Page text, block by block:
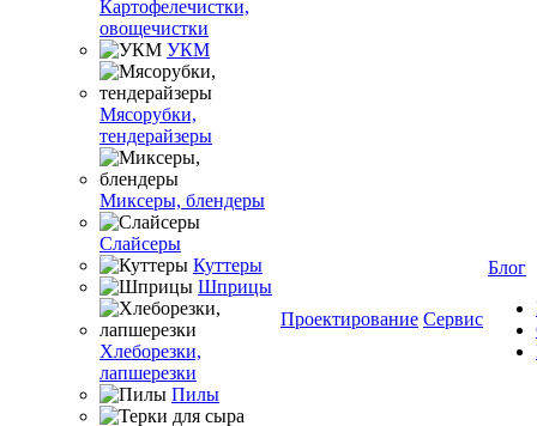
Картофелечистки,
овощечистки
УКМ
Мясорубки,
тендерайзеры
Миксеры, блендеры
Слайсеры
Куттеры
Шприцы
Хлеборезки,
лапшерезки
Пилы
Проектирование Сервис
Блог